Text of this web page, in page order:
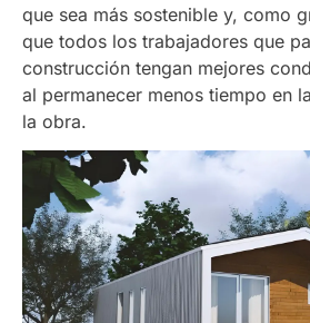
que sea más sostenible y, como
que todos los trabajadores que
construcción tengan mejores
al permanecer menos tiempo en
la obra.